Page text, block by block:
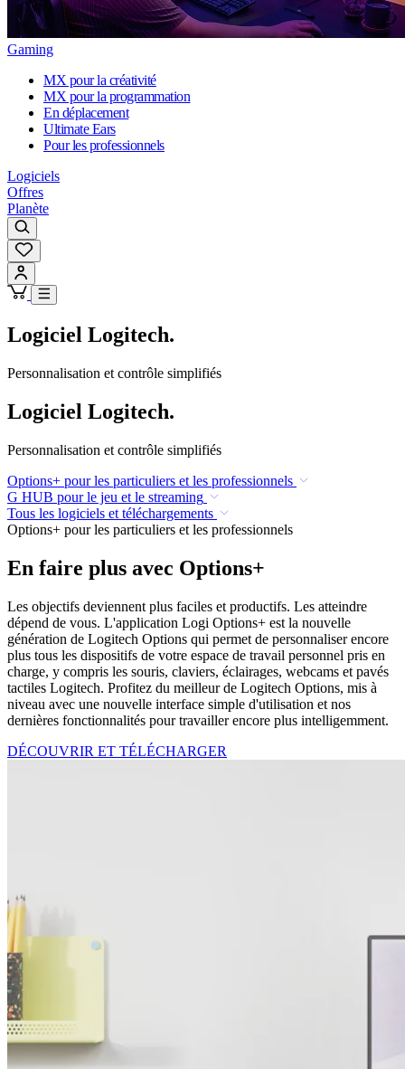
Gaming
MX pour la créativité
MX pour la programmation
En déplacement
Ultimate Ears
Pour les professionnels
Logiciels
Offres
Planète
Logiciel Logitech.
Personnalisation et contrôle simplifiés
Logiciel Logitech.
Personnalisation et contrôle simplifiés
Options+ pour les particuliers et les professionnels
G HUB pour le jeu et le streaming
Tous les logiciels et téléchargements
Options+ pour les particuliers et les professionnels
En faire plus avec Options+
Les objectifs deviennent plus faciles et productifs. Les atteindre
dépend de vous. L'application Logi Options+ est la nouvelle
génération de Logitech Options qui permet de personnaliser encore
plus tous les dispositifs de votre espace de travail personnel pris en
charge, y compris les souris, claviers, éclairages, webcams et pavés
tactiles Logitech. Profitez du meilleur de Logitech Options, mis à
niveau avec une nouvelle interface simple d'utilisation et nos
dernières fonctionnalités pour travailler encore plus intelligemment.
DÉCOUVRIR ET TÉLÉCHARGER